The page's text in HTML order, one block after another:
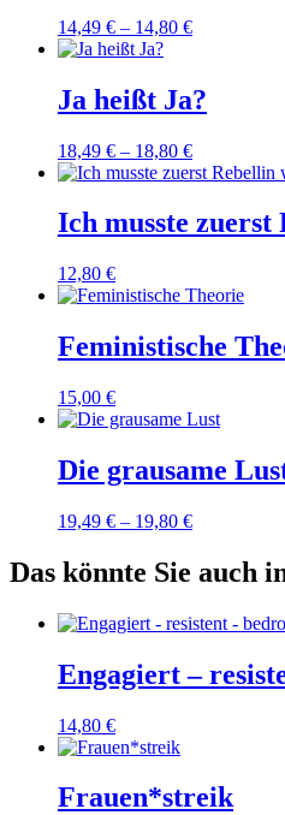
14,49 € – 14,80 €
Ja heißt Ja?
18,49 € – 18,80 €
Ich musste zuerst
12,80 €
Feministische
15,00 €
Die grausame
19,49 € – 19,80 €
Das könnte Sie auch
Engagiert –
14,80 €
Frauen*streik